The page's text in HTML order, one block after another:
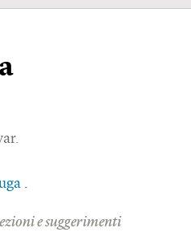
.
e suggerimenti